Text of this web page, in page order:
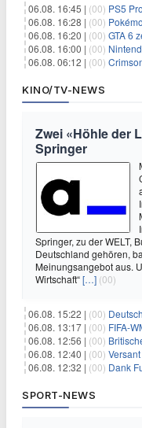
06.08. 16:45 | (00) PS5 Pro
06.08. 16:28 | (00)
06.08. 16:20 | (00) GTA 6 zeigt
06.08. 16:00 | (00) Nintendo
06.08. 06:12 | (00)
KINO/TV-NEWS
Zwei «Höhle der
Springer
Springer, zu der WELT,
Deutschland gehören,
Meinungsangebot aus.
Wirtschaft“[…] (00)
06.08. 15:22 | (00)
06.08. 13:17 | (00) FIFA-
06.08. 12:56 | (00) Britische
06.08. 12:40 | (00)
06.08. 12:32 | (00) Dank
SPORT-NEWS